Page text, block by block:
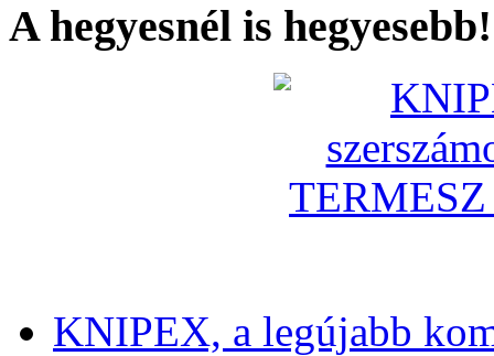
A hegyesnél is hegyesebb!
KNIPEX, a legújabb